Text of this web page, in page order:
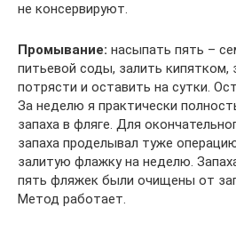
не консервируют.
Промывание: насыпать пять –
питьевой соды, залить кипятком,
потрясти и оставить на сутки.
За неделю я практически
запаха в фляге. Для
запаха проделывал туже
залитую флажку на неделю.
пять фляжек были очищены от
Метод работает.